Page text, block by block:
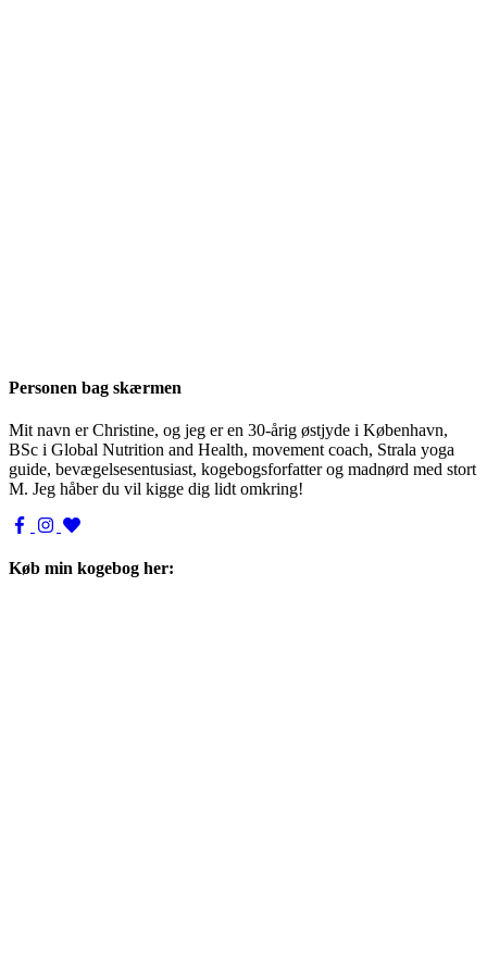
Personen bag skærmen
Mit navn er Christine, og jeg er en 30-årig østjyde i København,
BSc i Global Nutrition and Health, movement coach, Strala yoga
guide, bevægelsesentusiast, kogebogsforfatter og madnørd med stort
M. Jeg håber du vil kigge dig lidt omkring!
Køb min kogebog her: